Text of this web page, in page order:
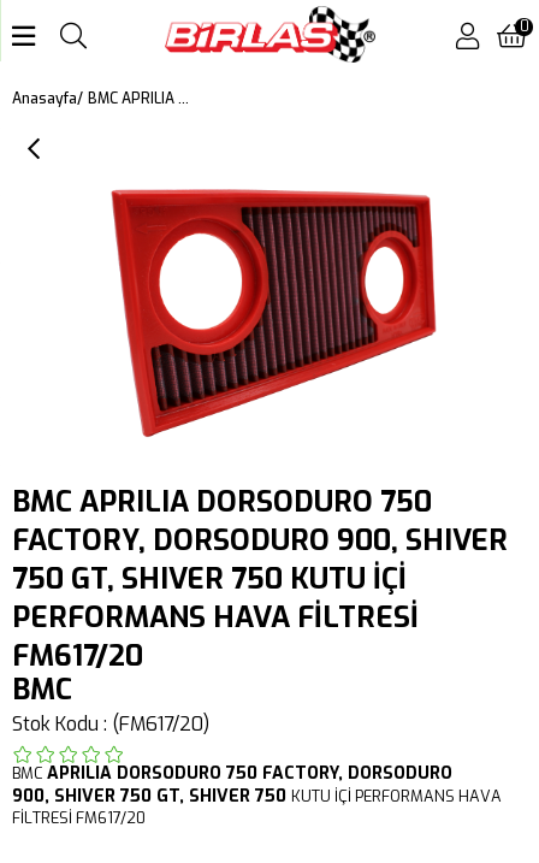
0
Anasayfa BMC APRILIA DORSODURO 750 FACTORY, DORSODURO 900, SHIVER 750 GT, SHIVER 750 KUTU İÇİ PERFORMANS HAVA FİLTRESİ FM617/20
BMC APRILIA DORSODURO 750
FACTORY, DORSODURO 900, SHIVER
750 GT, SHIVER 750 KUTU İÇİ
PERFORMANS HAVA FİLTRESİ
FM617/20
BMC
Stok Kodu (FM617/20)
BMC APRILIA DORSODURO 750 FACTORY, DORSODURO
900, SHIVER 750 GT, SHIVER 750 KUTU İÇİ PERFORMANS HAVA
FİLTRESİ FM617/20